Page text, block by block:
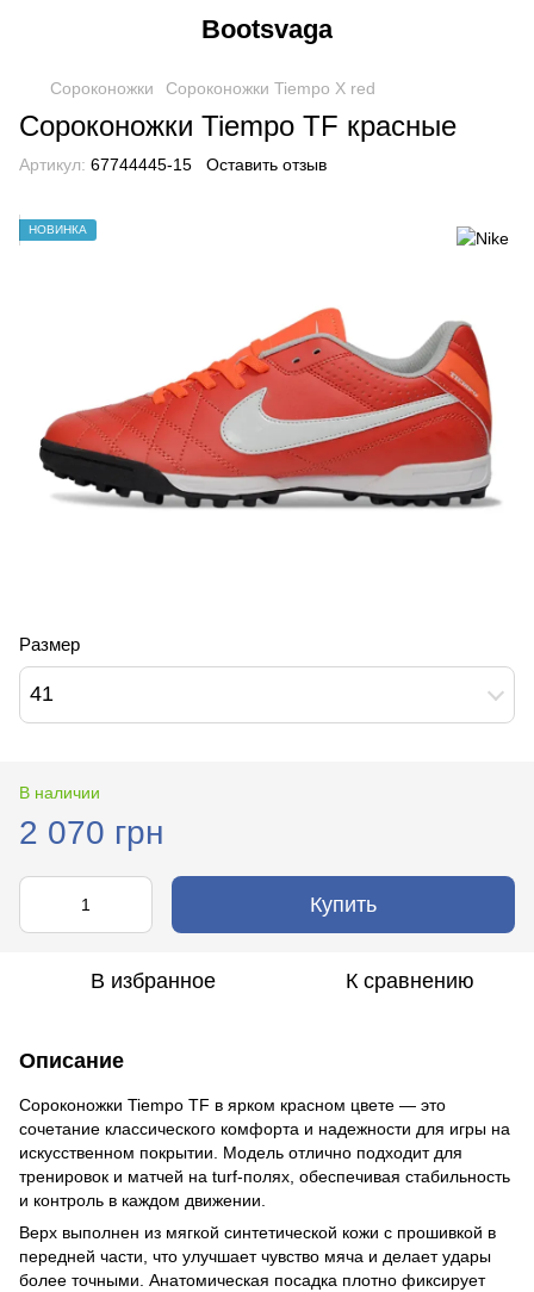
Bootsvaga
Сороконожки Cороконожки Tiempo X red
Сороконожки Tiempo TF красные
Артикул: 67744445-15 Оставить отзыв
НОВИНКА
Размер
41
В наличии
2 070 грн
Купить
В избранное К сравнению
Описание
Сороконожки Tiempo TF в ярком красном цвете — это
сочетание классического комфорта и надежности для игры на
искусственном покрытии. Модель отлично подходит для
тренировок и матчей на turf-полях, обеспечивая стабильность
и контроль в каждом движении.
Верх выполнен из мягкой синтетической кожи с прошивкой в
передней части, что улучшает чувство мяча и делает удары
более точными. Анатомическая посадка плотно фиксирует